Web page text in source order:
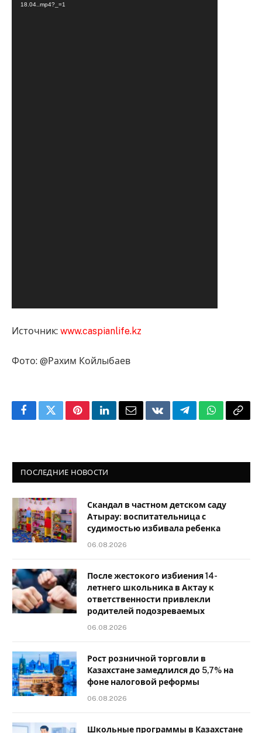
18.04..mp4?_=1
Источник: www.caspianlife.kz
Фото: @Рахим Койлыбаев
FacebookTwitterPinterestLinkedInEmailVKontakteTelegramWhatsApp
Copy
ПОСЛЕДНИЕ НОВОСТИ
Скандал в частном детском саду
Атырау: воспитательница с
судимостью избивала ребенка
06.08.2026
После жестокого избиения 14-
летнего школьника в Актау к
ответственности привлекли
родителей подозреваемых
06.08.2026
Рост розничной торговли в
Казахстане замедлился до 5,7% на
фоне налоговой реформы
06.08.2026
Школьные программы в Казахстане